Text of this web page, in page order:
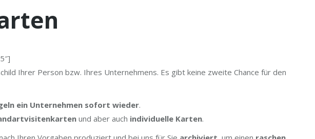
Ihrer Person bzw. Ihres Unternehmens. Es gibt keine zweite Chance für den
ein Unternehmen sofort wieder.
und aber auch individuelle Karten.